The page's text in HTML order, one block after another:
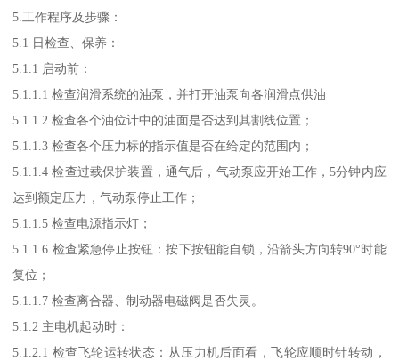
5.工作程序及步骤：
5.1 日检查、保养：
5.1.1 启动前：
5.1.1.1 检查润滑系统的油泵，并打开油泵向各润滑点供油
5.1.1.2 检查各个油位计中的油面是否达到其割线位置；
5.1.1.3 检查各个压力标的指示值是否在给定的范围内；
5.1.1.4 检查过载保护装置，通气后，气动泵应开始工作，5分钟内应
达到额定压力，气动泵停止工作；
5.1.1.5 检查电源指示灯；
5.1.1.6 检查紧急停止按钮：按下按钮能自锁，沿箭头方向转90°时能
复位；
5.1.1.7 检查离合器、制动器电磁阀是否失灵。
5.1.2 主电机起动时：
5.1.2.1 检查飞轮运转状态：从压力机后面看，飞轮应顺时针转动，